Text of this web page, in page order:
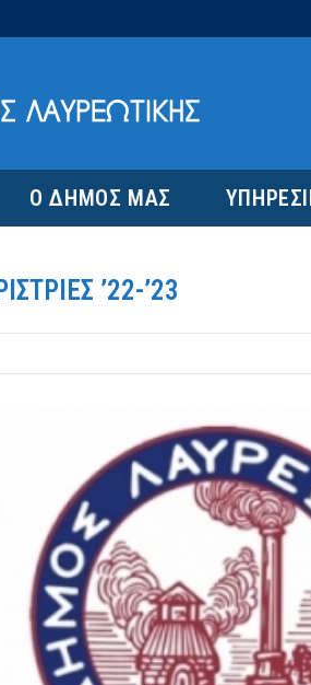
Ο ΔΗΜΟΣ ΜΑΣ
’22-’23